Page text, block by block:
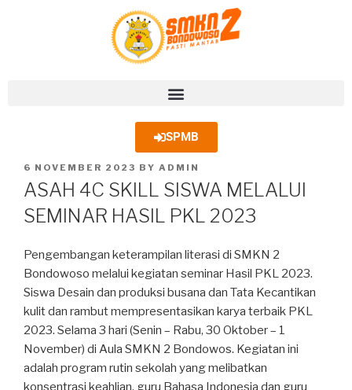
SPMB
6 NOVEMBER 2023 BY ADMIN
ASAH 4C SKILL SISWA MELALUI
SEMINAR HASIL PKL 2023
Pengembangan keterampilan literasi di SMKN 2
Bondowoso melalui kegiatan seminar Hasil PKL 2023.
Siswa Desain dan produksi busana dan Tata Kecantikan
kulit dan rambut mempresentasikan karya terbaik PKL
2023. Selama 3 hari (Senin – Rabu, 30 Oktober – 1
November) di Aula SMKN 2 Bondowos. Kegiatan ini
adalah program rutin sekolah yang melibatkan
konsentrasi keahlian, guru Bahasa Indonesia dan guru